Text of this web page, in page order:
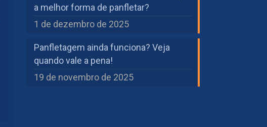
a melhor forma de panfletar?
1 de dezembro de 2025
Panfletagem ainda funciona? Veja
quando vale a pena!
19 de novembro de 2025